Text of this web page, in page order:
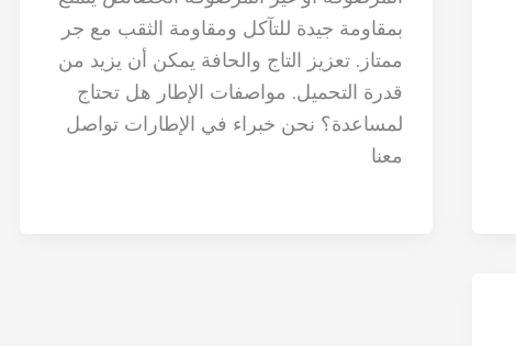
بمقاومة جيدة للتآكل ومقاومة الثقب مع جر
ممتاز. تعزيز التاج والحافة يمكن أن يزيد من
قدرة التحميل. مواصفات الإطار هل تحتاج
لمساعدة؟ نحن خبراء في الإطارات تواصل
معنا